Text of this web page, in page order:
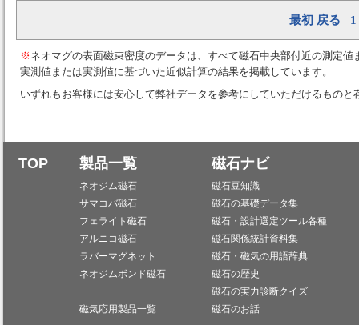
最初 戻る 1
※ ネオマグの表面磁束密度のデータは、すべて磁石中央部付近の測定
実測値または実測値に基づいた近似計算の結果を掲載しています。
いずれもお客様には安心して弊社データを参考にしていただけるものと
TOP 製品一覧
ネオジム磁石
サマコバ磁石
フェライト磁石
アルニコ磁石
ラバーマグネット
ネオジムボンド磁石
磁気応用製品一覧
磁石ナビ
磁石豆知識
磁石の基礎データ集
磁石・設計選定ツール各種
磁石関係統計資料集
磁石・磁気の用語辞典
磁石の歴史
磁石の実力診断クイズ
磁石のお話